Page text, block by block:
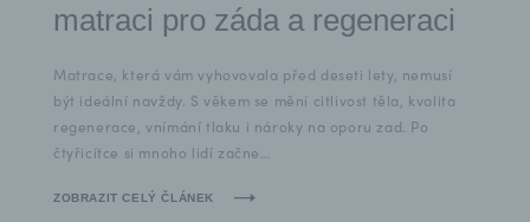
matraci pro záda a regeneraci
Matrace, která vám vyhovovala před deseti lety, nemusí
být ideální navždy. S věkem se mění citlivost těla, kvalita
regenerace, vnímání tlaku i nároky na oporu zad. Po
čtyřicítce si mnoho lidí začne…
ZOBRAZIT CELÝ ČLÁNEK